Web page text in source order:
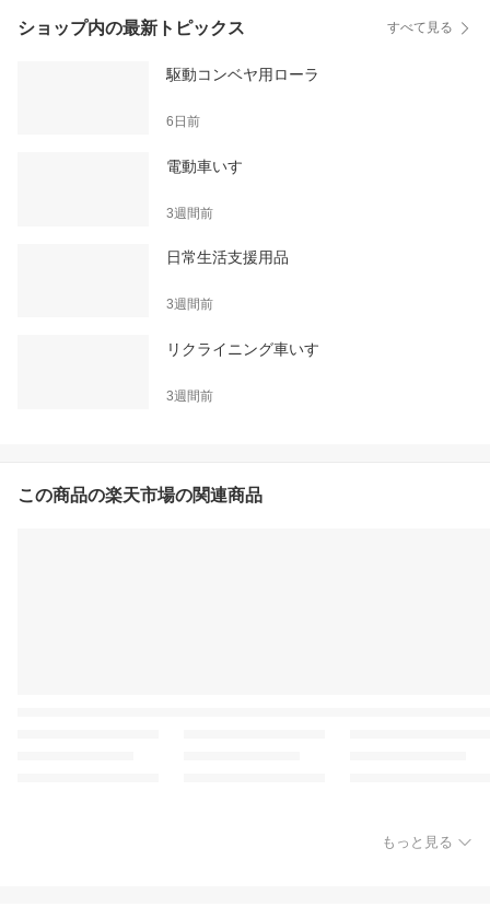
ショップ内の最新トピックス すべて見る
駆動コンベヤ用ローラ
6日前
電動車いす
3週間前
日常生活支援用品
3週間前
リクライニング車いす
3週間前
この商品の楽天市場の関連商品
もっと見る